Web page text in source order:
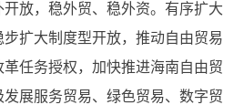
放，稳外贸、稳外资。有序扩大
扩大制度型开放，推动自由贸易
任务授权，加快推进海南自由贸
展服务贸易、绿色贸易、数字贸